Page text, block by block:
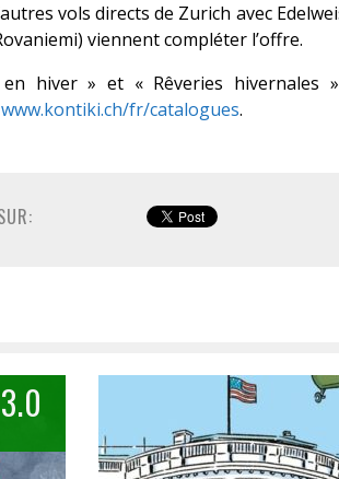
vols directs de Zurich avec
viennent compléter l’offre.
hiver » et « Rêveries hivernales
www.kontiki.ch/fr/catalogues.
3.0